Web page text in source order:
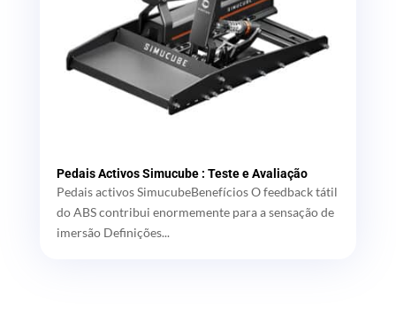
Pedais Activos Simucube : Teste e Avaliação
Pedais activos SimucubeBenefícios O feedback tátil
do ABS contribui enormemente para a sensação de
imersão Definições...